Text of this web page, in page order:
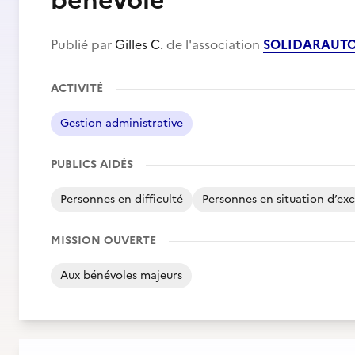
Publié parGilles C. de l'association
ACTIVITÉ
Gestion administrative
PUBLICS AIDÉS
Personnes en difficulté Personnes en situation
MISSION OUVERTE
Aux bénévoles majeurs